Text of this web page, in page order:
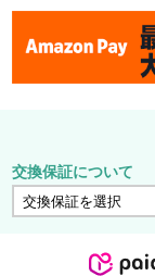
交換保証について